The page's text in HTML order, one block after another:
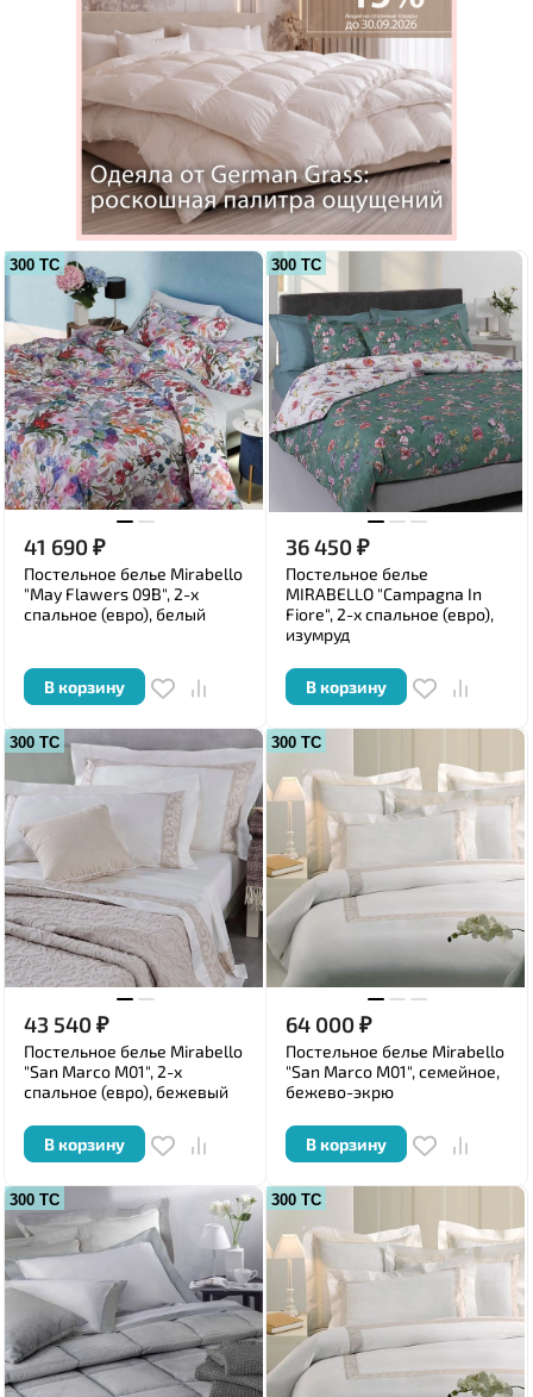
300 ТС
41 690₽
Постельное белье Mirabello
"May Flawers 09B", 2-х
спальное (евро), белый
В корзину
300 ТС
36 450₽
Постельное белье
MIRABELLO "Campagna In
Fiore", 2-х спальное (евро),
изумруд
В корзину
300 ТС
43 540₽
Постельное белье Mirabello
"San Marco М01", 2-х
спальное (евро), бежевый
В корзину
300 ТС
64 000₽
Постельное белье Mirabello
"San Marco М01", семейное,
бежево-экрю
В корзину
300 ТС 300 ТС